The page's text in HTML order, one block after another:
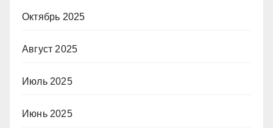
Октябрь 2025
Август 2025
Июль 2025
Июнь 2025